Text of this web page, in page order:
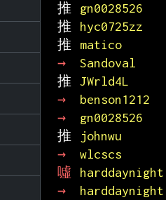
推
gn0028526
推
hyc0725zz
推
matico
→
Sandoval
推 JWrld4L
→
benson1212
→
gn0028526
推
johnwu
→
wlcscs
噓
harddaynight
→
harddaynight